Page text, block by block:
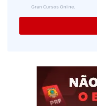
Gran Cursos Online.